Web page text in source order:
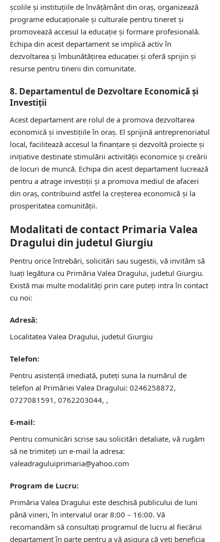
școlile și instituțiile de învățământ din oraș, organizează
programe educaționale și culturale pentru tineret și
promovează accesul la educație și formare profesională.
Echipa din acest departament se implică activ în
dezvoltarea și îmbunătățirea educației și oferă sprijin și
resurse pentru tinerii din comunitate.
8. Departamentul de Dezvoltare Economică și
Investiții
Acest departament are rolul de a promova dezvoltarea
economică și investițiile în oraș. El sprijină antreprenoriatul
local, facilitează accesul la finanțare și dezvoltă proiecte și
inițiative destinate stimulării activității economice și creării
de locuri de muncă. Echipa din acest departament lucrează
pentru a atrage investiții și a promova mediul de afaceri
din oraș, contribuind astfel la creșterea economică și la
prosperitatea comunității.
Modalitati de contact Primaria Valea
Dragului din judetul Giurgiu
Pentru orice întrebări, solicitări sau sugestii, vă invităm să
luați legătura cu Primăria Valea Dragului, judetul Giurgiu.
Există mai multe modalități prin care puteți intra în contact
cu noi:
Adresă:
Localitatea Valea Dragului, judetul Giurgiu
Telefon:
Pentru asistență imediată, puteți suna la numărul de
telefon al Primăriei Valea Dragului: 0246258872,
0727081591, 0762203044, ,
E-mail:
Pentru comunicări scrise sau solicitări detaliate, vă rugăm
să ne trimiteți un e-mail la adresa:
valeadraguluiprimaria@yahoo.com
Program de Lucru:
Primăria Valea Dragului este deschisă publicului de luni
până vineri, în intervalul orar 8:00 – 16:00. Vă
recomandăm să consultați programul de lucru al fiecărui
departament în parte pentru a vă asigura că veți beneficia